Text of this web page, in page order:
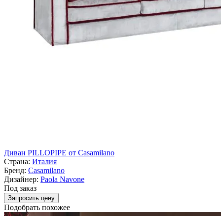
Диван PILLOPIPE от Casamilano
Страна: Италия
Бренд: Casamilano
Дизайнер: Paola Navone
Под заказ
Запросить цену
Подобрать похожее